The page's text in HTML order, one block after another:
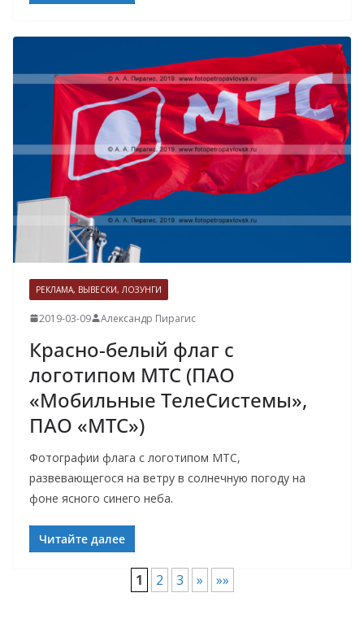
РЕКЛАМА, ВЫВЕСКИ, ЛОЗУНГИ
2019-03-09 Александр Пирагис
Красно-белый флаг c
логотипом МТС (ПАО
«Мобильные ТелеСистемы»,
ПАО «МТС»)
Фотографии флага c логотипом МТС,
развевающегося на ветру в солнечную погоду на
фоне ясного синего неба.
Читайте далее
1 2 3 » »»